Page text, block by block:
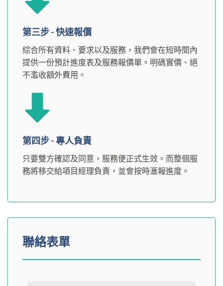
第三步 - 快速報價
綜合所有資料、要求以及服務，我們會在短時間內
提供一份預計進度表及服務報價單。明碼實價、絕
不濫收額外費用。
第四步 - 專人負責
只要雙方確認及同意，服務便正式生效。而整個服
務將移交給項目經理負責，並會按時滙報進度。
聯絡表單